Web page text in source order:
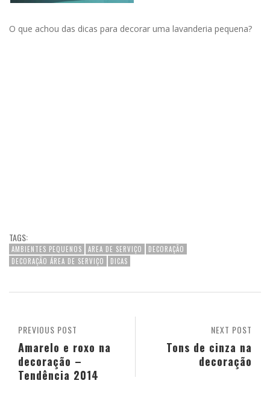
O que achou das dicas para decorar uma lavanderia pequena?
TAGS:
AMBIENTES PEQUENOS AREA DE SERVIÇO
DECORAÇÃO
DECORAÇÃO ÁREA DE SERVIÇO
DICAS
NEXT POST
Tons de cinza na
decoração
PREVIOUS POST
Amarelo e roxo na
decoração –
Tendência 2014